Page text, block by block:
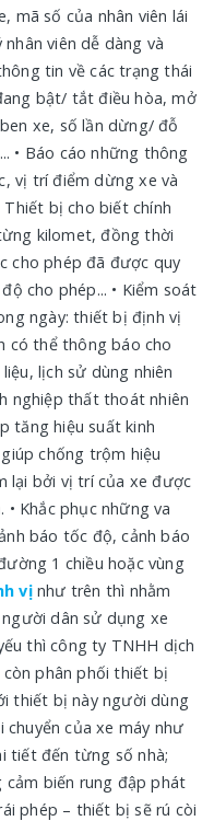
mã số của nhân viên lái
viên dễ dàng và
tin về các trạng thái
bật/ tắt điều hòa, mở
xe, số lần dừng/ đỗ
• Báo cáo những thông
vị trí điểm dừng xe và
bị cho biết chính
kilomet, đồng thời
cho phép đã được quy
cho phép... • Kiểm soát
ngày: thiết bị định vị
có thể thông báo cho
lịch sử dùng nhiên
nghiệp thất thoát nhiên
tăng hiệu suất kinh
chống trộm hiệu
lại bởi vị trí của xe được
Khắc phục những va
báo tốc độ, cảnh báo
1 chiều hoặc vùng
vịnhư trên thì nhằm
dân sử dụng xe
thì công ty TNHH dịch
phân phối thiết bị
thiết bị này người dùng
của xe máy như
tiết đến từng số nhà;
cảm biến rung đập phát
phép – thiết bị sẽ rú còi